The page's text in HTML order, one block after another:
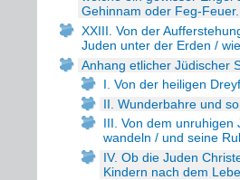
Gehinnam oder Feg-Feuer.
XXIII. Von der
Juden unter der Erden /
Anhang etlicher Jüdischer
I. Von der heiligen
II. Wunderbahre und
III. Von dem unruhigen
wandeln / und seine
IV. Ob die Juden
Kindern nach dem